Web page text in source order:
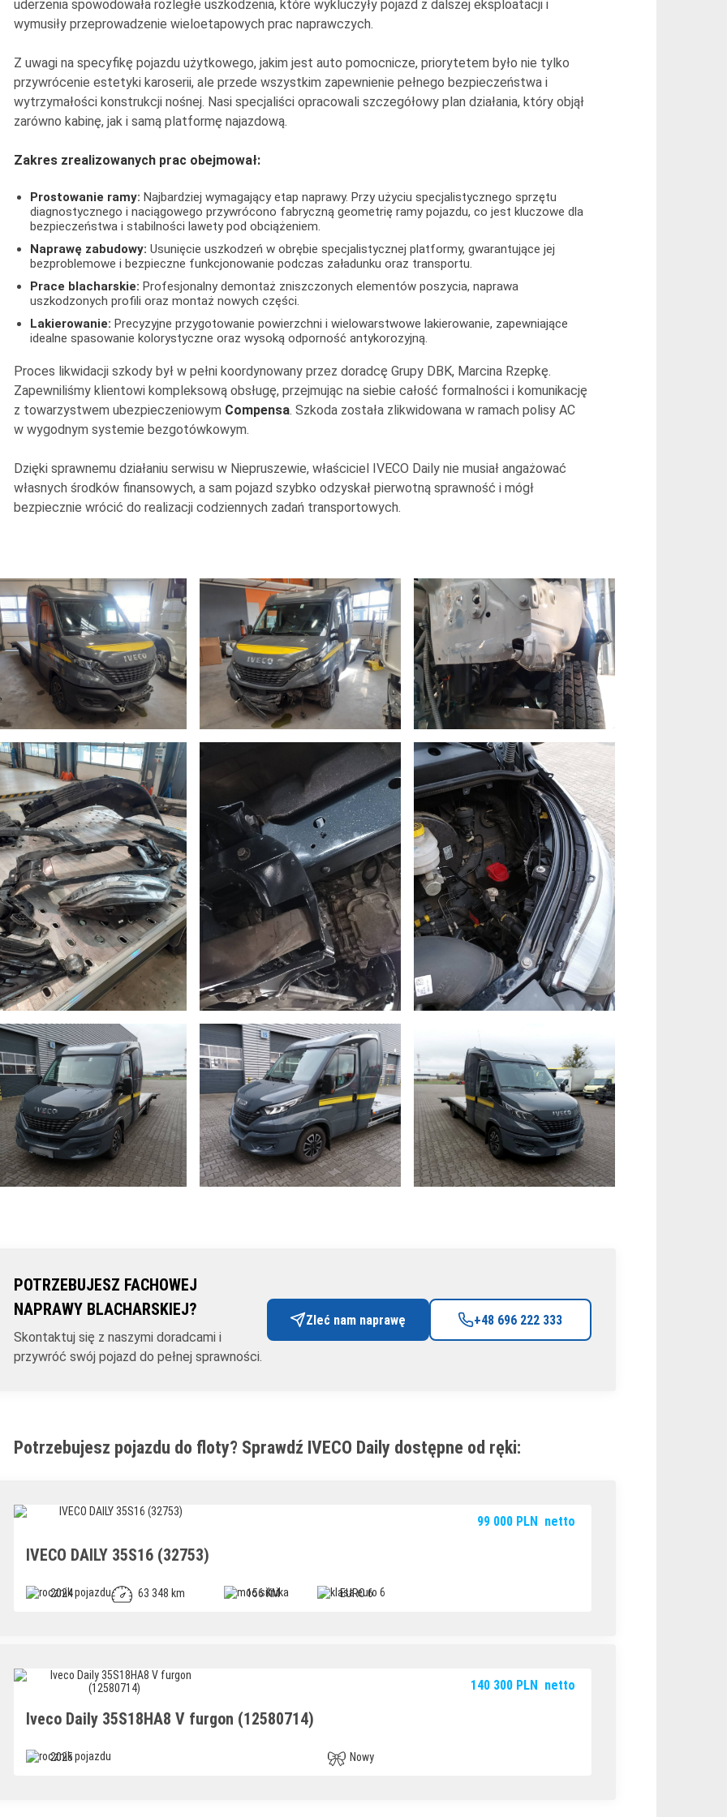
uderzenia spowodowała rozległe uszkodzenia, które wykluczyły pojazd z dalszej eksploatacji i
wymusiły przeprowadzenie wieloetapowych prac naprawczych.
Z uwagi na specyfikę pojazdu użytkowego, jakim jest auto pomocnicze, priorytetem było nie tylko
przywrócenie estetyki karoserii, ale przede wszystkim zapewnienie pełnego bezpieczeństwa i
wytrzymałości konstrukcji nośnej. Nasi specjaliści opracowali szczegółowy plan działania, który objął
zarówno kabinę, jak i samą platformę najazdową.
Zakres zrealizowanych prac obejmował:
Prostowanie ramy: Najbardziej wymagający etap naprawy. Przy użyciu specjalistycznego sprzętu
diagnostycznego i naciągowego przywrócono fabryczną geometrię ramy pojazdu, co jest kluczowe dla
bezpieczeństwa i stabilności lawety pod obciążeniem.
Naprawę zabudowy: Usunięcie uszkodzeń w obrębie specjalistycznej platformy, gwarantujące jej
bezproblemowe i bezpieczne funkcjonowanie podczas załadunku oraz transportu.
Prace blacharskie: Profesjonalny demontaż zniszczonych elementów poszycia, naprawa
uszkodzonych profili oraz montaż nowych części.
Lakierowanie: Precyzyjne przygotowanie powierzchni i wielowarstwowe lakierowanie, zapewniające
idealne spasowanie kolorystyczne oraz wysoką odporność antykorozyjną.
Proces likwidacji szkody był w pełni koordynowany przez doradcę Grupy DBK, Marcina Rzepkę.
Zapewniliśmy klientowi kompleksową obsługę, przejmując na siebie całość formalności i komunikację
z towarzystwem ubezpieczeniowym Compensa. Szkoda została zlikwidowana w ramach polisy AC
w wygodnym systemie bezgotówkowym.
Dzięki sprawnemu działaniu serwisu w Niepruszewie, właściciel IVECO Daily nie musiał angażować
własnych środków finansowych, a sam pojazd szybko odzyskał pierwotną sprawność i mógł
bezpiecznie wrócić do realizacji codziennych zadań transportowych.
POTRZEBUJESZ FACHOWEJ
NAPRAWY BLACHARSKIEJ?
Skontaktuj się z naszymi doradcami i
przywróć swój pojazd do pełnej sprawności.
Zleć nam naprawę +48 696 222 333
Potrzebujesz pojazdu do floty? Sprawdź IVECO Daily dostępne od ręki:
99 000 PLN netto
IVECO DAILY 35S16 (32753)
2024 63 348 km 156 KM EURO 6
140 300 PLN netto
Iveco Daily 35S18HA8 V furgon (12580714)
2025 Nowy